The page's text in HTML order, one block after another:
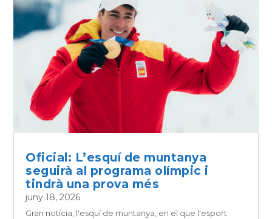
Oficial: L’esquí de muntanya
seguirà al programa olímpic i
tindrà una prova més
juny 18, 2026
Gran notícia, l'esquí de muntanya, en el que l'esport